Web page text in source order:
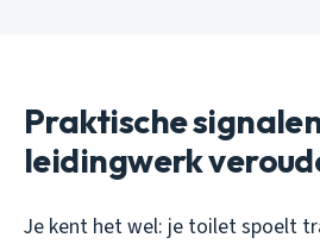
Praktische
leidingwerk
Je kent het wel: je toilet spoelt